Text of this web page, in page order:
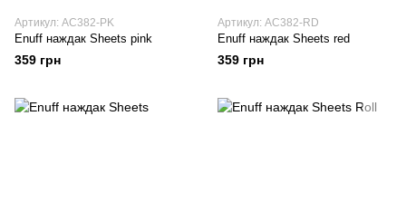
Артикул: AC382-PK
Enuff наждак Sheets pink
359 грн
Артикул: AC382-RD
Enuff наждак Sheets red
359 грн